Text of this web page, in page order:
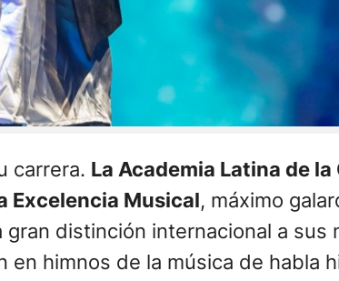
carrera. La Academia Latina de
Excelencia Musical, máximo
distinción internacional a sus
himnos de la música de habla